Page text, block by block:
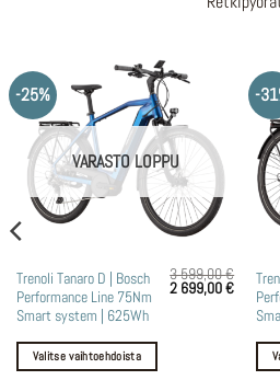
-25%
VARASTO LOPPU
Trenoli Tanaro D | Bosch
Performance Line 75Nm
Smart system | 625Wh
3 599,00€
Alkuperäinen
2 699,00€
hinta
Valitse vaihtoehdoista
Tällä
tuotteella
on
useampi
muunnelma.
-
Tällä
on
€.